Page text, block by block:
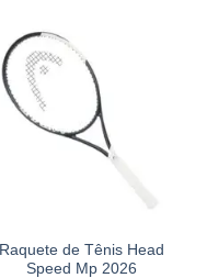
Raquete de Tênis Head
Speed Mp 2026